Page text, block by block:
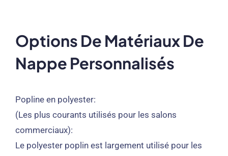
Options De Matériaux De
Nappe Personnalisés
Popline en polyester:
(Les plus courants utilisés pour les salons
commerciaux):
Le polyester poplin est largement utilisé pour les